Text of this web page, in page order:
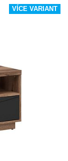
VÍCE VARIANT